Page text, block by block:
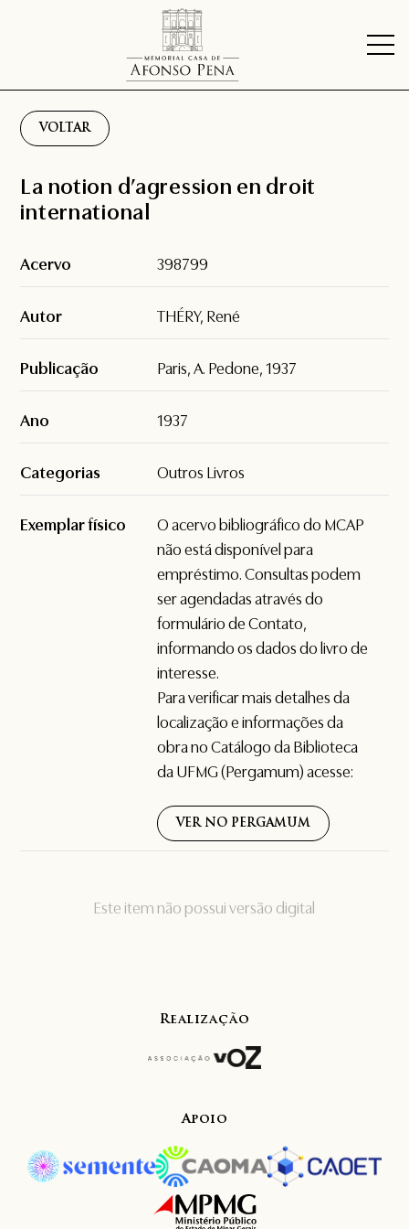
VOLTAR
Este item não possui versão digital
La notion d’agression en droit
international
Acervo 398799
Autor THÉRY, René
Publicação Paris, A. Pedone, 1937
Ano 1937
Categorias Outros Livros
Exemplar físico
O acervo bibliográfico do MCAP
não está disponível para
empréstimo. Consultas podem
ser agendadas através do
formulário deContato,
informando os dados do livro de
interesse.
Para verificar mais detalhes da
localização e informações da
obra no Catálogo da Biblioteca
da UFMG (Pergamum) acesse:
VER NO PERGAMUM
Realização
Apoio